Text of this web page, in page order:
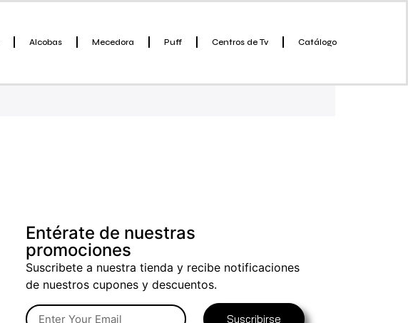
Alcobas Mecedora Puff Centros de Tv Catálogo
Entérate de nuestras
promociones
Suscribete a nuestra tienda y recibe notificaciones
de nuestros cupones y descuentos.
Suscribirse